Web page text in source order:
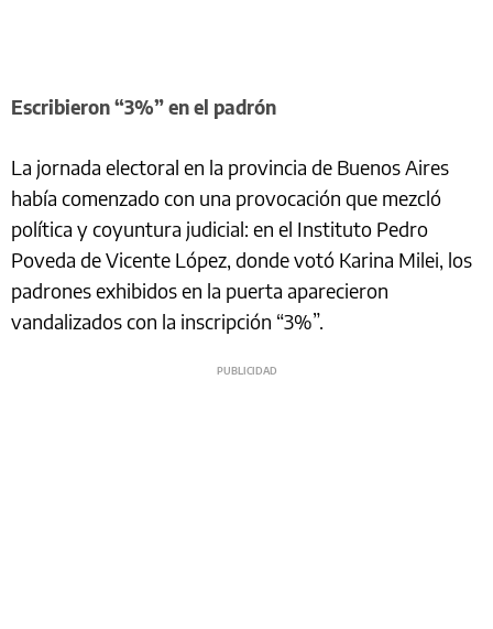
Escribieron “3%” en el padrón
La jornada electoral en la provincia de Buenos Aires
había comenzado con una provocación que mezcló
política y coyuntura judicial: en el Instituto Pedro
Poveda de Vicente López, donde votó Karina Milei, los
padrones exhibidos en la puerta aparecieron
vandalizados con la inscripción “3%”.